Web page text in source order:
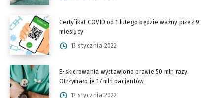
Certyfikat COVID od 1 lutego będzie ważny przez 9
miesięcy
13 stycznia 2022
E-skierowania wystawiono prawie 50 mln razy.
Otrzymało je 17 mln pacjentów
12 stycznia 2022